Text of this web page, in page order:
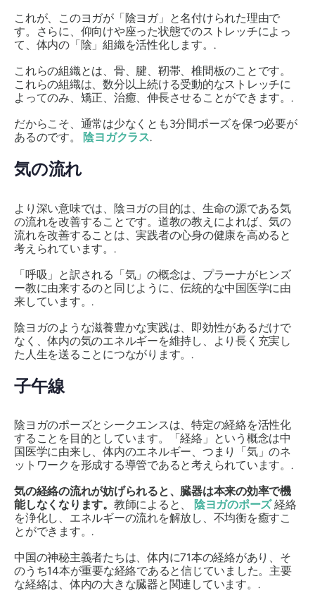
これが、このヨガが「陰ヨガ」と名付けられた理由で
す。さらに、仰向けや座った状態でのストレッチによっ
て、体内の「陰」組織を活性化します。.
これらの組織とは、骨、腱、靭帯、椎間板のことです。
これらの組織は、数分以上続ける受動的なストレッチに
よってのみ、矯正、治癒、伸長させることができます。.
だからこそ、通常は少なくとも3分間ポーズを保つ必要が
あるのです。 陰ヨガクラス.
気の流れ
より深い意味では、陰ヨガの目的は、生命の源である気
の流れを改善することです。道教の教えによれば、気の
流れを改善することは、実践者の心身の健康を高めると
考えられています。.
「呼吸」と訳される「気」の概念は、プラーナがヒンズ
ー教に由来するのと同じように、伝統的な中国医学に由
来しています。.
陰ヨガのような滋養豊かな実践は、即効性があるだけで
なく、体内の気のエネルギーを維持し、より長く充実し
た人生を送ることにつながります。.
子午線
陰ヨガのポーズとシークエンスは、特定の経絡を活性化
することを目的としています。「経絡」という概念は中
国医学に由来し、体内のエネルギー、つまり「気」のネ
ットワークを形成する導管であると考えられています。.
気の経絡の流れが妨げられると、臓器は本来の効率で機
能しなくなります。 教師によると、 陰ヨガのポーズ経絡
を浄化し、エネルギーの流れを解放し、不均衡を癒すこ
とができます。.
中国の神秘主義者たちは、体内に71本の経絡があり、そ
のうち14本が重要な経絡であると信じていました。主要
な経絡は、体内の大きな臓器と関連しています。.